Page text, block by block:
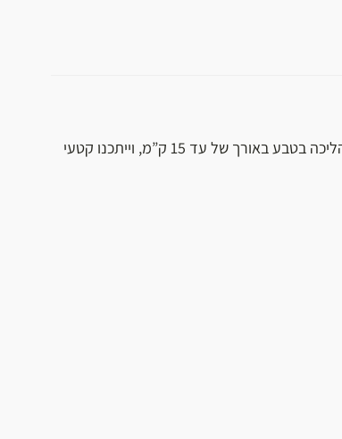
רמת קושי גבוהה: יכללו קטעי הליכה בטבע באורך של עד 15 ק”מ, וייתכנו קטעי